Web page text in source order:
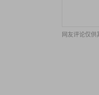
网友评论仅供